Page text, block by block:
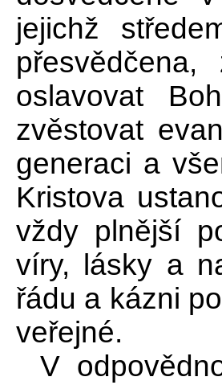
jejichž
oslavovat
zvěstovat
generaci a
Kristova
vždy plnější
víry, lásky a
řádu a kázni
veřejné.
V